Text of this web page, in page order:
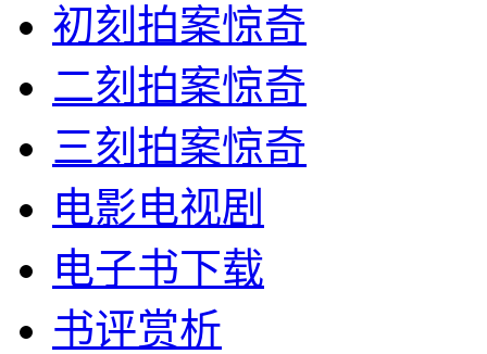
初刻拍案惊奇
二刻拍案惊奇
三刻拍案惊奇
电影电视剧
电子书下载
书评赏析